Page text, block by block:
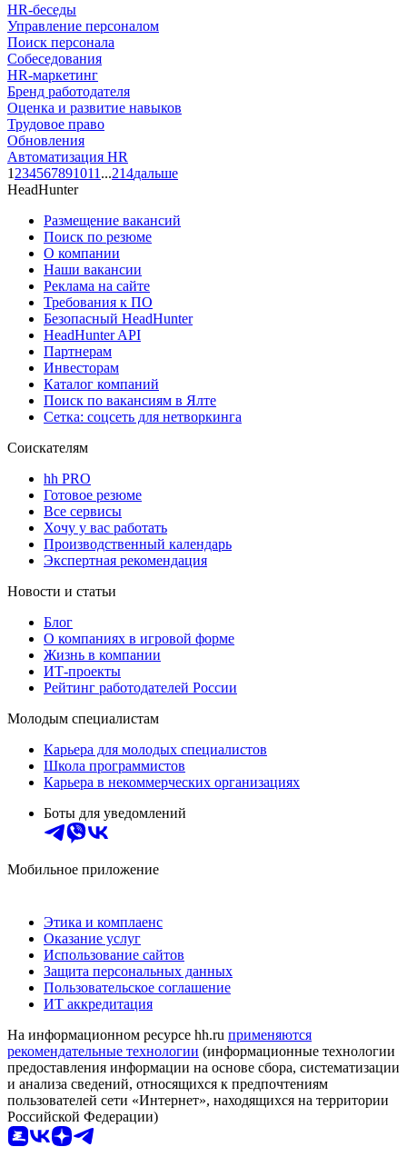
HR-беседы
Управление персоналом
Поиск персонала
Собеседования
HR-маркетинг
Бренд работодателя
Оценка и развитие навыков
Трудовое право
Обновления
Автоматизация HR
1 234567891011 ...214дальше
HeadHunter
Размещение вакансий
Поиск по резюме
О компании
Наши вакансии
Реклама на сайте
Требования к ПО
Безопасный HeadHunter
HeadHunter API
Партнерам
Инвесторам
Каталог компаний
Поиск по вакансиям в Ялте
Сетка: соцсеть для нетворкинга
Соискателям
hh PRO
Готовое резюме
Все сервисы
Хочу у вас работать
Производственный календарь
Экспертная рекомендация
Новости и статьи
Блог
О компаниях в игровой форме
Жизнь в компании
ИТ-проекты
Рейтинг работодателей России
Молодым специалистам
Карьера для молодых специалистов
Школа программистов
Карьера в некоммерческих организациях
Боты для уведомлений
Мобильное приложение
Этика и комплаенс
Оказание услуг
Использование сайтов
Защита персональных данных
Пользовательское соглашение
ИТ аккредитация
На информационном ресурсе hh.ru применяются
рекомендательные технологии (информационные технологии
предоставления информации на основе сбора, систематизации
и анализа сведений, относящихся к предпочтениям
пользователей сети «Интернет», находящихся на территории
Российской Федерации)